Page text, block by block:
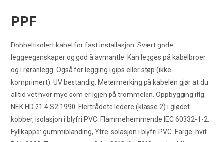
PPF
Dobbeltisolert kabel for fast installasjon. Svært gode
leggeegenskaper og god å avmantle. Kan legges på kabelbroer
og i røranlegg. Også for legging i gips eller støp (ikke
komprimert). UV bestandig. Metermerking på kabelen gjør at du
alltid vet hvor mye som er igjen på trommelen. Oppbygging iflg.
NEK HD 21.4 S2:1990: Flertrådete ledere (klasse 2) i glødet
kobber, isolasjon i blyfri PVC. Flammehemmende IEC 60332-1-2.
Fyllkappe: gummiblanding, Ytre isolasjon i blyfri PVC. Farge: hvit.